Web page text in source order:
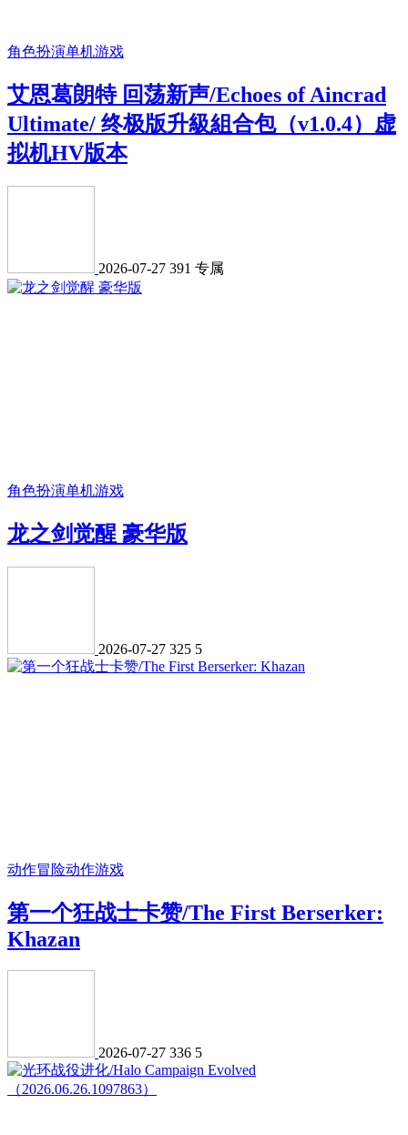
角色扮演单机游戏
艾恩葛朗特 回荡新声/Echoes of Aincrad
Ultimate/ 终极版升級組合包（v1.0.4）虚
拟机HV版本
2026-07-27 391 专属
角色扮演单机游戏
龙之剑觉醒 豪华版
2026-07-27 325 5
动作冒险动作游戏
第一个狂战士卡赞/The First Berserker:
Khazan
2026-07-27 336 5